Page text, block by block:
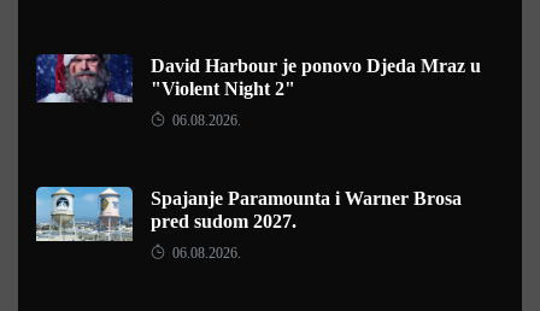
David Harbour je ponovo Djeda Mraz u
"Violent Night 2"
06.08.2026.
Spajanje Paramounta i Warner Brosa
pred sudom 2027.
06.08.2026.